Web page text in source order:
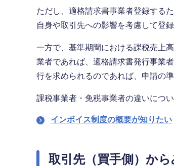
ただし、適格請求書事業者登録する
自身や取引先への影響を考慮して登
一方で、基準期間における課税売上
業者であれば、適格請求書発行事業
行を求められるのであれば、申請の
課税事業者・免税事業者の違いにつ
インボイス制度の概要が知りたい
取引先（買手側）か